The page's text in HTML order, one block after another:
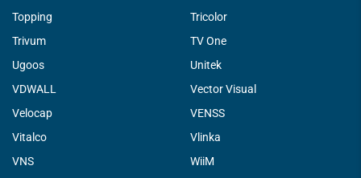
Topping
Tricolor
Trivum
TV One
Ugoos
Unitek
VDWALL
Vector Visual
Velocap
VENSS
Vitalco
Vlinka
VNS
WiiM